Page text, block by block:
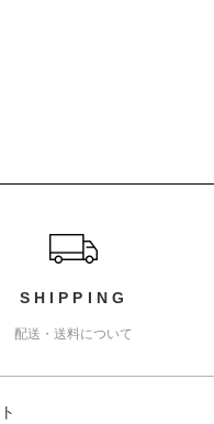
ド
SHIPPING
配送・送料について